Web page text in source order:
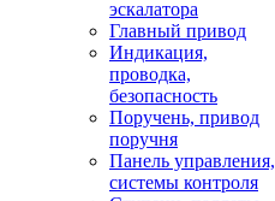
эскалатора
Главный привод
Индикация,
проводка,
безопасность
Поручень, привод
поручня
Панель управления,
системы контроля